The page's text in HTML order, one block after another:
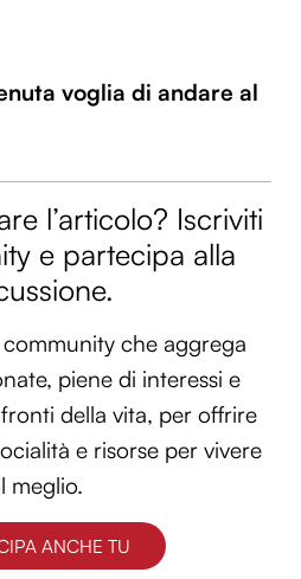
voglia di andare al
l’articolo? Iscriviti
e partecipa alla
che aggrega
piene di interessi e
della vita, per offrire
e risorse per vivere
meglio.
ANCHE TU